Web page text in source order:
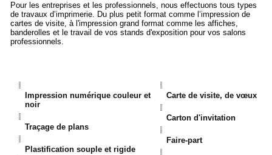
Pour les entreprises et les professionnels, nous effectuons tous types
de travaux d’imprimerie. Du plus petit format comme l’impression de
cartes de visite, à l'impression grand format comme les affiches,
banderolles et le travail de vos stands d'exposition pour vos salons
professionnels.
Impression numérique couleur et
noir
Traçage de plans
Plastification souple et rigide
Carte de visite, de vœux
Carton d'invitation
Faire-part